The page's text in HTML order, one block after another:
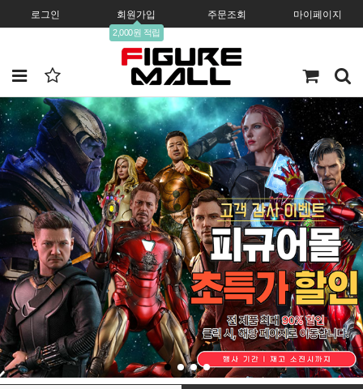
로그인 회원가입
2,000원 적립
주문조회 마이페이지